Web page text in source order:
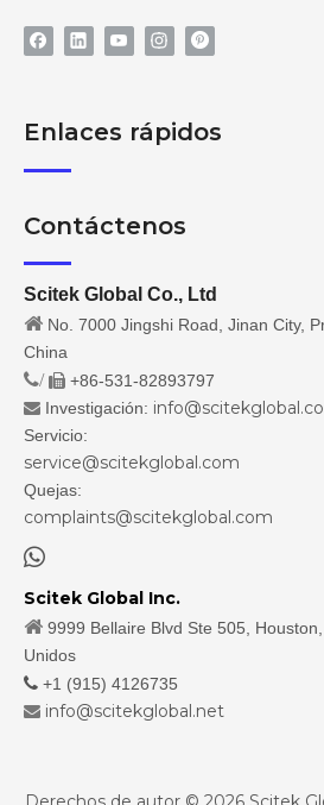
Enlaces rápidos
Contáctenos
Scitek Global Co., Ltd
 No. 7000 Jingshi Road, Jinan City,
China
/  +86-531-82893797
 Investigación:
Servicio:
service@scitekglobal.com
Quejas:
complaints@scitekglobal.com

Scitek Global Inc.
 9999 Bellaire Blvd Ste 505,
Unidos
 +1 (915) 4126735
 info@scitekglobal.net